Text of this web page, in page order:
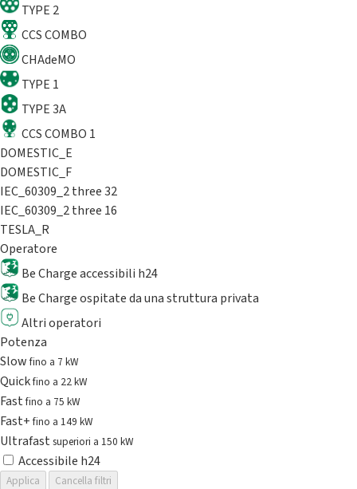
TYPE 2
CCS COMBO
CHAdeMO
TYPE 1
TYPE 3A
CCS COMBO 1
DOMESTIC_E
DOMESTIC_F
IEC_60309_2 three 32
IEC_60309_2 three 16
TESLA_R
Operatore
Be Charge accessibili h24
Be Charge ospitate da una struttura privata
Altri operatori
Potenza
Slowfino a 7 kW
Quickfino a 22 kW
Fastfino a 75 kW
Fast+fino a 149 kW
Ultrafast superiori a 150 kW
Accessibile h24
Applica
Cancella filtri